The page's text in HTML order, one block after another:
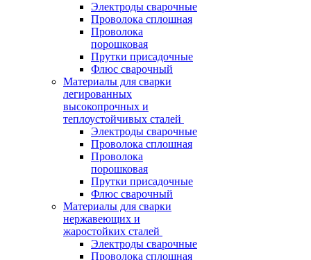
Электроды сварочные
Проволока сплошная
Проволока
порошковая
Прутки присадочные
Флюс сварочный
Материалы для сварки
легированных
высокопрочных и
теплоустойчивых сталей
Электроды сварочные
Проволока сплошная
Проволока
порошковая
Прутки присадочные
Флюс сварочный
Материалы для сварки
нержавеющих и
жаростойких сталей
Электроды сварочные
Проволока сплошная